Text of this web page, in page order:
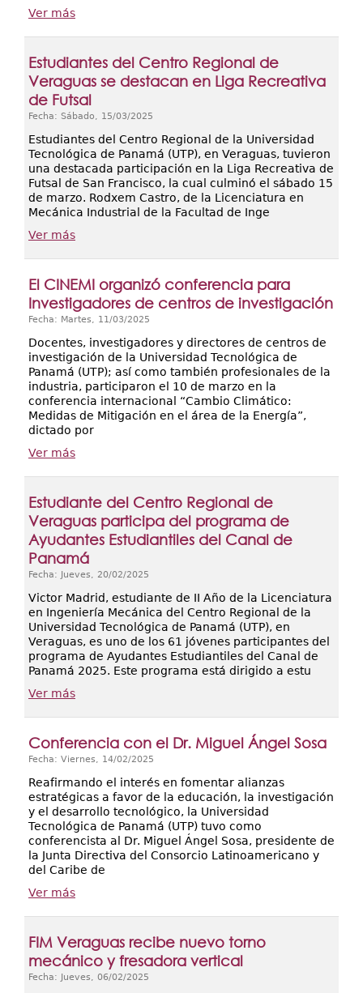
Ver más
Estudiantes del Centro Regional de
Veraguas se destacan en Liga Recreativa
de Futsal
Fecha: Sábado, 15/03/2025
Estudiantes del Centro Regional de la Universidad
Tecnológica de Panamá (UTP), en Veraguas, tuvieron
una destacada participación en la Liga Recreativa de
Futsal de San Francisco, la cual culminó el sábado 15
de marzo. Rodxem Castro, de la Licenciatura en
Mecánica Industrial de la Facultad de Inge
Ver más
El CINEMI organizó conferencia para
Investigadores de centros de investigación
Fecha: Martes, 11/03/2025
Docentes, investigadores y directores de centros de
investigación de la Universidad Tecnológica de
Panamá (UTP); así como también profesionales de la
industria, participaron el 10 de marzo en la
conferencia internacional “Cambio Climático:
Medidas de Mitigación en el área de la Energía”,
dictado por
Ver más
Estudiante del Centro Regional de
Veraguas participa del programa de
Ayudantes Estudiantiles del Canal de
Panamá
Fecha: Jueves, 20/02/2025
Victor Madrid, estudiante de II Año de la Licenciatura
en Ingeniería Mecánica del Centro Regional de la
Universidad Tecnológica de Panamá (UTP), en
Veraguas, es uno de los 61 jóvenes participantes del
programa de Ayudantes Estudiantiles del Canal de
Panamá 2025. Este programa está dirigido a estu
Ver más
Conferencia con el Dr. Miguel Ángel Sosa
Fecha: Viernes, 14/02/2025
Reafirmando el interés en fomentar alianzas
estratégicas a favor de la educación, la investigación
y el desarrollo tecnológico, la Universidad
Tecnológica de Panamá (UTP) tuvo como
conferencista al Dr. Miguel Ángel Sosa, presidente de
la Junta Directiva del Consorcio Latinoamericano y
del Caribe de
Ver más
FIM Veraguas recibe nuevo torno
mecánico y fresadora vertical
Fecha: Jueves, 06/02/2025